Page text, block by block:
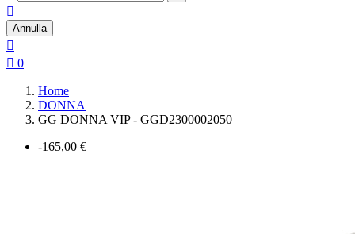

Annulla

 0
Home
DONNA
GG DONNA VIP - GGD2300002050
-165,00 €